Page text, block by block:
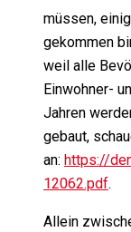
müssen,
gekommen
weil alle
Einwohner-
Jahren
gebaut,
an: https://
12062.pdf.
Allein